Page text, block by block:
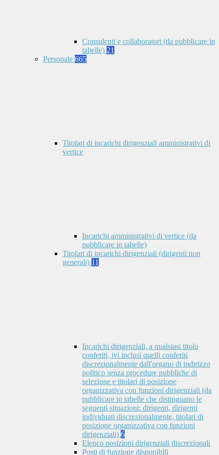
Consulenti e collaboratori (da pubblicare in
tabelle) 21
Personale 665
Titolari di incarichi dirigenziali amministrativi di
vertice
Incarichi amministrativi di vertice (da
pubblicare in tabelle)
Titolari di incarichi dirigenziali (dirigenti non
generali) 11
Incarichi dirigenziali, a qualsiasi titolo
conferiti, ivi inclusi quelli conferiti
discrezionalmente dall'organo di indirizzo
politico senza procedure pubbliche di
selezione e titolari di posizione
organizzativa con funzioni dirigenziali (da
pubblicare in tabelle che distinguano le
seguenti situazioni: dirigenti, dirigenti
individuati discrezionalmente, titolari di
posizione organizzativa con funzioni
dirigenziali) 6
Elenco posizioni dirigenziali discrezionali
Posti di funzione disponibili